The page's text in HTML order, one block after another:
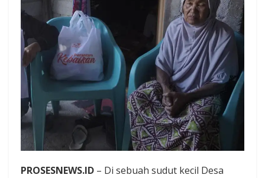
PROSESNEWS.ID – Di sebuah sudut kecil Desa